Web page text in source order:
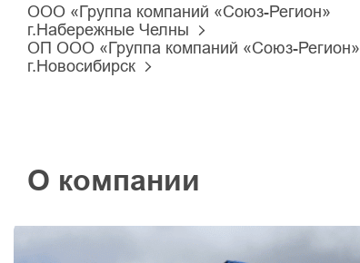
ООО «Группа компаний «Союз-Регион»
г.Набережные Челны
ОП ООО «Группа компаний «Союз-Регион»
г.Новосибирск
О компании